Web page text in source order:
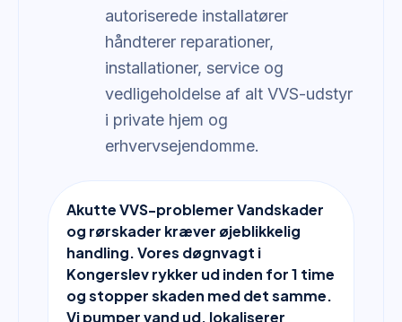
autoriserede installatører
håndterer reparationer,
installationer, service og
vedligeholdelse af alt VVS-udstyr
i private hjem og
erhvervsejendomme.
Akutte VVS-problemer Vandskader
og rørskader kræver øjeblikkelig
handling. Vores døgnvagt i
Kongerslev rykker ud inden for 1 time
og stopper skaden med det samme.
Vi pumper vand ud, lokaliserer